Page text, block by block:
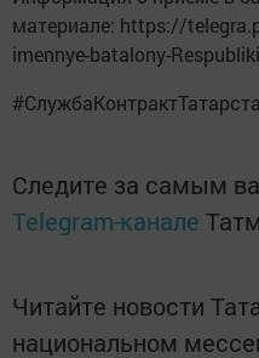
материале: https://
imennye-batalony-
Следите за самым
Telegram-канале
Читайте новости
национальном